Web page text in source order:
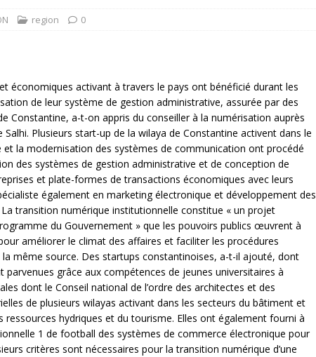
region 0
économiques activant à travers le pays ont bénéficié durant les
de leur système de gestion administrative, assurée par des
Constantine, a-t-on appris du conseiller à la numérisation auprès
Salhi. Plusieurs start-up de la wilaya de Constantine activent dans le
la modernisation des systèmes de communication ont procédé
des systèmes de gestion administrative et de conception de
et plate-formes de transactions économiques avec leurs
également en marketing électronique et développement des
transition numérique institutionnelle constitue « un projet
du Gouvernement » que les pouvoirs publics œuvrent à
améliorer le climat des affaires et faciliter les procédures
même source. Des startups constantinoises, a-t-il ajouté, dont
parvenues grâce aux compétences de jeunes universitaires à
dont le Conseil national de l’ordre des architectes et des
de plusieurs wilayas activant dans les secteurs du bâtiment et
ressources hydriques et du tourisme. Elles ont également fourni à
1 de football des systèmes de commerce électronique pour
critères sont nécessaires pour la transition numérique d’une